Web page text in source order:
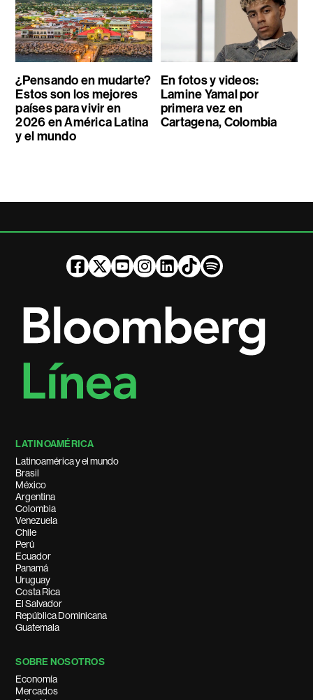
¿Pensando en mudarte?
Estos son los mejores
países para vivir en
2026 en América Latina
y el mundo
En fotos y videos:
Lamine Yamal por
primera vez en
Cartagena, Colombia
LATINOAMÉRICA
Latinoamérica y el mundo
Brasil
México
Argentina
Colombia
Venezuela
Chile
Perú
Ecuador
Panamá
Uruguay
Costa Rica
El Salvador
República Dominicana
Guatemala
SOBRE NOSOTROS
Economía
Mercados